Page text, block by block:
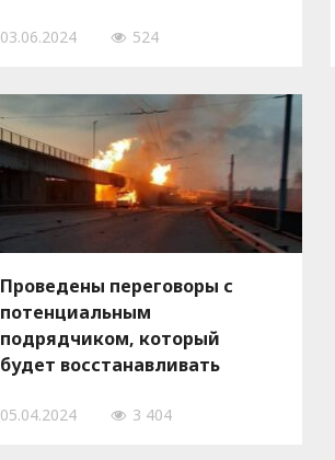
03.06.2024 524
Проведены переговоры с
потенциальным
подрядчиком, который
будет восстанавливать
ДнепроГЭС
05.04.2024 3 404